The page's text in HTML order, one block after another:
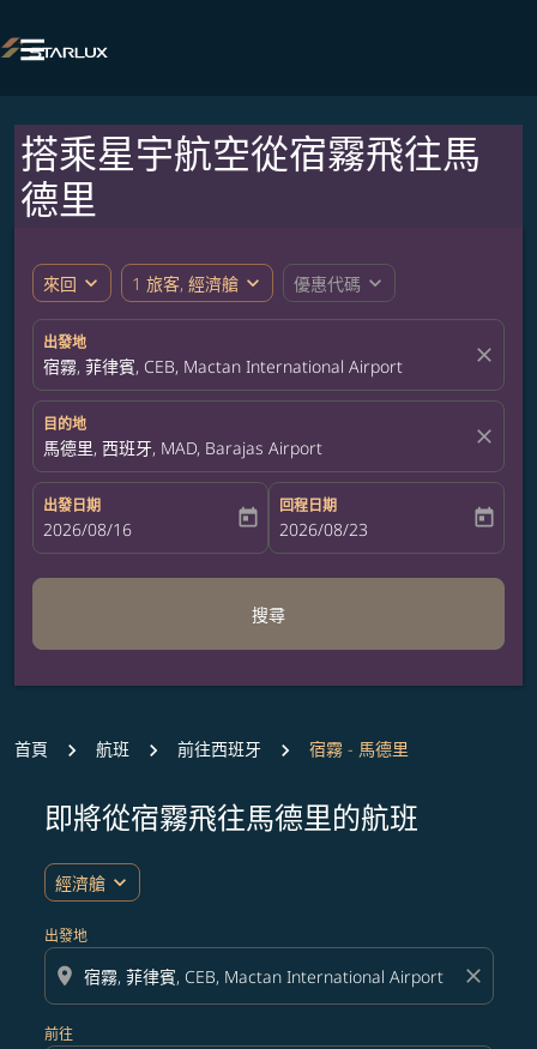

搭乘星宇航空從宿霧飛往馬
德里
來回 expand_more 1 旅客, 經濟艙 expand_more 優惠代碼 expand_more
出發地
宿霧, 菲律賓, CEB, Mactan International Airport close
目的地
馬德里, 西班牙, MAD, Barajas Airport close
出發日期
fc-booking-departure-date-aria-label
2026/08/16 today
回程日期
fc-booking-return-date-aria-label
2026/08/23 today
搜尋
首頁 航班 前往西班牙 宿霧 - 馬德里
即將從宿霧飛往馬德里的航班
經濟艙 expand_more
出發地
location_on close
前往
無符合您設定條件的票價，請調整篩選條件。